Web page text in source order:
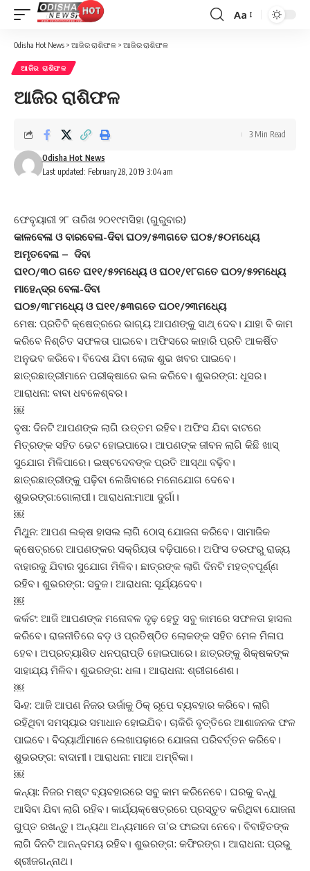
Font
Aa
Odisha Hot News > ଆଜିର ରାଶିଫଳ > ଆଜିର ରାଶିଫଳ
ଆଜିର ରାଶିଫଳ
ଆଜିର ରାଶିଫଳ
Last updated: February 28, 2019 3:04 am
Odisha Hot News
3 Min Read
ଫେବୃୟାରୀ ୨୮ ତାରିଖ ୨୦୧୯ମସିହା (ଗୁରୁବାର)
କାଳବେଳା ଓ ବାରବେଳା-ଦିବା ଘ୦୨/୫୩ଗତେ ଘ୦୫/୫୦ମଧ୍ୟେ
ଅମୃତବେଳା – ଦିବା
ଘ୧୦/୩୦ ଗତେ ଘ୧୧/୫୨ମଧ୍ୟେ ଓ ଘ୦୧/୧୮ଗତେ ଘ୦୨/୫୨ମଧ୍ୟେ
ମାହେନ୍ଦ୍ର ବେଳା-ଦିବା
ଘ୦୭/୩୮ମଧ୍ୟେ ଓ ଘ୧୧/୫୩ଗତେ ଘ୦୧/୨୩ମଧ୍ୟେ
ମେଷ: ପ୍ରତିଟି କ୍ଷେତ୍ରରେ ଭାଗ୍ୟ ଆପଣଙ୍କୁ ସାଥ୍‌ ଦେବ। ଯାହା ବି କାମ
କରିବେ ନିଶ୍ଚିତ ସଫଳତା ପାଇବେ। ଅଫିସରେ କାହାରି ପ୍ରତି ଆକର୍ଷିତ
ଅନୁଭବ କରିବେ। ବିଦେଶ ଯିବା ଲୋକ ଶୁଭ ଖବର ପାଇବେ।
ଛାତ୍ରଛାତ୍ରୀମାନେ ପରୀକ୍ଷାରେ ଭଲ କରିବେ। ଶୁଭରଙ୍ଗ: ଧୂସର।
ଆରାଧନା: ବାବା ଧବଳେଶ୍ବର।
￼
ବୃଷ: ଦିନଟି ଆପଣଙ୍କ ଲାଗି ଉତ୍ତମ ରହିବ। ଅଫିସ ଯିବା ବାଟରେ
ମିତ୍ରଙ୍କ ସହିତ ଭେଟ ହୋଇପାରେ। ଆପଣଙ୍କ ଜୀବନ ଲାଗି କିଛି ଖାସ୍‌
ସୁଯୋଗ ମିଳିପାରେ। ଇଷ୍ଟଦେବଙ୍କ ପ୍ରତି ଆସ୍ଥା ବଢ଼ିବ।
ଛାତ୍ରଛାତ୍ରୀଙ୍କୁ ପଢ଼ିବା ଲେଖିବାରେ ମନୋଯୋଗ ଦେବେ।
ଶୁଭରଙ୍ଗ:ଗୋଲାପୀ। ଆରାଧନା:ମାଆ ଦୁର୍ଗା।
￼
ମିଥୁନ: ଆପଣ ଲକ୍ଷ ହାସଲ ଲାଗି ଠୋସ୍‌ ଯୋଜନା କରିବେ। ସାମାଜିକ
କ୍ଷେତ୍ରରେ ଆପଣଙ୍କର ସକ୍ରିୟତା ବଢ଼ିପାରେ। ଅଫିସ ତରଫରୁ ରାଜ୍ୟ
ବାହାରକୁ ଯିବାର ସୁଯୋଗ ମିଳିବ। ଛାତ୍ରଙ୍କ ଲାଗି ଦିନଟି ମହତ୍ବପୂର୍ଣ୍ଣ
ରହିବ। ଶୁଭରଙ୍ଗ: ସବୁଜ। ଆରାଧନା: ସୂର୍ଯ୍ୟଦେବ।
￼
କର୍କଟ: ଆଜି ଆପଣଙ୍କ ମନୋବଳ ଦୃଢ଼ ହେତୁ ସବୁ କାମରେ ସଫଳତା ହାସଲ
କରିବେ। ରାଜନୀତିରେ ବଡ଼ ଓ ପ୍ରତିଷ୍ଠିତ ଲୋକଙ୍କ ସହିତ ମେଳ ମିଳାପ
ହେବ। ଅପ୍ରତ୍ୟାଶିତ ଧନପ୍ରାପ୍ତି ହୋଇପାରେ। ଛାତ୍ରଙ୍କୁ ଶିକ୍ଷକଙ୍କ
ସାହାଯ୍ୟ ମିଳିବ। ଶୁଭରଙ୍ଗ: ଧଳା। ଆରାଧନା: ଶ୍ରୀଗଣେଶ।
￼
ସି˚ହ: ଆଜି ଆପଣ ନିଜର ଊର୍ଜାକୁ ଠିକ୍‌ ରୂପେ ବ୍ୟବହାର କରିବେ। ଲାଗି
ରହିଥିବା ସମସ୍ୟାର ସମାଧାନ ହୋଇଯିବ। ଚାକିରି ବୃତ୍ତିରେ ଆଶାଜନକ ଫଳ
ପାଇବେ। ବିଦ୍ୟାର୍ଥୀମାନେ ଲେଖାପଢ଼ାରେ ଯୋଜନା ପରିବର୍ତ୍ତନ କରିବେ।
ଶୁଭରଙ୍ଗ: ବାଦାମୀ। ଆରାଧନା: ମାଆ ଅମ୍ବିକା।
￼
କନ୍ୟା: ନିଜର ମଷ୍ଟ ବ୍ୟବହାରରେ ସବୁ କାମ କରିନେବେ। ଘରକୁ ବନ୍ଧୁ
ଆସିବା ଯିବା ଲାଗି ରହିବ। କାର୍ଯ୍ୟକ୍ଷେତ୍ରରେ ପ୍ରସ୍ତୁତ କରିଥିବା ଯୋଜନା
ଗୁପ୍ତ ରଖନ୍ତୁ। ଅନ୍ୟଥା ଅନ୍ୟମାନେ ତା’ର ଫାଇଦା ନେବେ। ବିବାହିତଙ୍କ
ଲାଗି ଦିନଟି ଆନନ୍ଦମୟ ରହିବ। ଶୁଭରଙ୍ଗ: କଫିରଙ୍ଗ। ଆରାଧନା: ପ୍ରଭୁ
ଶ୍ରୀଜଗନ୍ନାଥ।